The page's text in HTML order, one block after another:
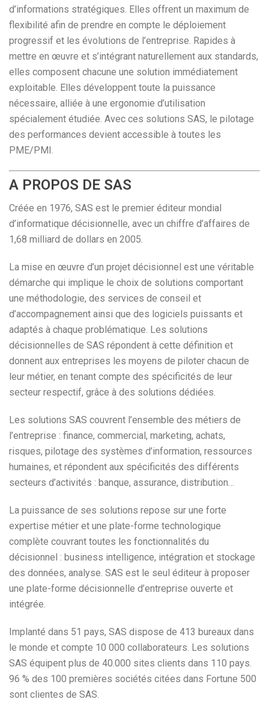
d’informations stratégiques. Elles offrent un maximum de
flexibilité afin de prendre en compte le déploiement
progressif et les évolutions de l’entreprise. Rapides à
mettre en œuvre et s’intégrant naturellement aux standards,
elles composent chacune une solution immédiatement
exploitable. Elles développent toute la puissance
nécessaire, alliée à une ergonomie d’utilisation
spécialement étudiée. Avec ces solutions SAS, le pilotage
des performances devient accessible à toutes les
PME/PMI.
A PROPOS DE SAS
Créée en 1976, SAS est le premier éditeur mondial
d’informatique décisionnelle, avec un chiffre d’affaires de
1,68 milliard de dollars en 2005.
La mise en œuvre d’un projet décisionnel est une véritable
démarche qui implique le choix de solutions comportant
une méthodologie, des services de conseil et
d’accompagnement ainsi que des logiciels puissants et
adaptés à chaque problématique. Les solutions
décisionnelles de SAS répondent à cette définition et
donnent aux entreprises les moyens de piloter chacun de
leur métier, en tenant compte des spécificités de leur
secteur respectif, grâce à des solutions dédiées.
Les solutions SAS couvrent l’ensemble des métiers de
l’entreprise : finance, commercial, marketing, achats,
risques, pilotage des systèmes d’information, ressources
humaines, et répondent aux spécificités des différents
secteurs d’activités : banque, assurance, distribution…
La puissance de ses solutions repose sur une forte
expertise métier et une plate-forme technologique
complète couvrant toutes les fonctionnalités du
décisionnel : business intelligence, intégration et stockage
des données, analyse. SAS est le seul éditeur à proposer
une plate-forme décisionnelle d’entreprise ouverte et
intégrée.
Implanté dans 51 pays, SAS dispose de 413 bureaux dans
le monde et compte 10 000 collaborateurs. Les solutions
SAS équipent plus de 40.000 sites clients dans 110 pays.
96 % des 100 premières sociétés citées dans Fortune 500
sont clientes de SAS.